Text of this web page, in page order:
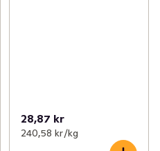
28,87 kr
240,58 kr /kg